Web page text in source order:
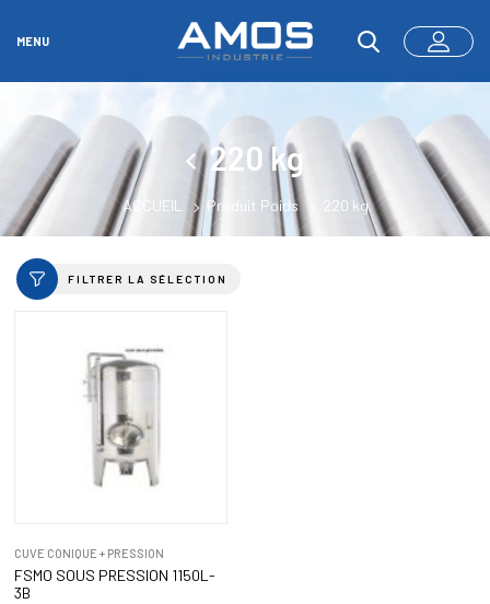
MENU
220 kg
ACCUEIL Produit Poids 220 kg
FILTRER LA SÉLECTION
CUVE CONIQUE + PRESSION
FSMO SOUS PRESSION 1150L-
3B